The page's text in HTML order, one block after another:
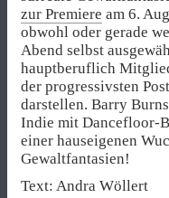
zur Premiere am 6.
obwohl oder gerade
Abend selbst
hauptberuflich
der progressivsten
darstellen. Barry
Indie mit Dancefloor-
einer hauseigenen
Gewaltfantasien!
Text: Andra Wöllert